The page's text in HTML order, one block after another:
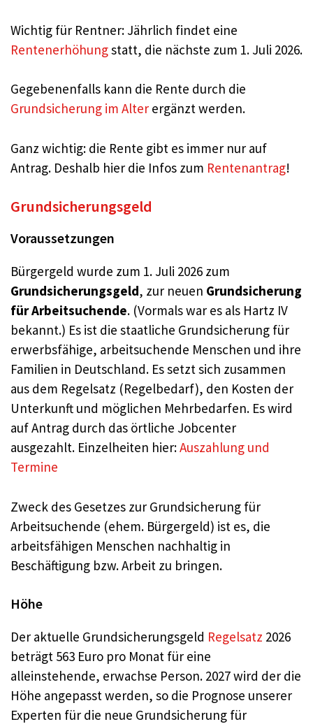
Wichtig für Rentner: Jährlich findet eine
Rentenerhöhungstatt, die nächste zum 1. Juli 2026.
Gegebenenfalls kann die Rente durch die
Grundsicherung im Alter ergänzt werden.
Ganz wichtig: die Rente gibt es immer nur auf
Antrag. Deshalb hier die Infos zum Rentenantrag!
Grundsicherungsgeld
Voraussetzungen
Bürgergeld wurde zum 1. Juli 2026 zum
Grundsicherungsgeld, zur neuen Grundsicherung
für Arbeitsuchende. (Vormals war es als Hartz IV
bekannt.) Es ist die staatliche Grundsicherung für
erwerbsfähige, arbeitsuchende Menschen und ihre
Familien in Deutschland. Es setzt sich zusammen
aus dem Regelsatz (Regelbedarf), den Kosten der
Unterkunft und möglichen Mehrbedarfen. Es wird
auf Antrag durch das örtliche Jobcenter
ausgezahlt. Einzelheiten hier:Auszahlung und
Termine
Zweck des Gesetzes zur Grundsicherung für
Arbeitsuchende (ehem. Bürgergeld) ist es, die
arbeitsfähigen Menschen nachhaltig in
Beschäftigung bzw. Arbeit zu bringen.
Höhe
Der aktuelle Grundsicherungsgeld Regelsatz 2026
beträgt 563 Euro pro Monat für eine
alleinstehende, erwachse Person. 2027 wird der die
Höhe angepasst werden, so die Prognose unserer
Experten für die neue Grundsicherung für